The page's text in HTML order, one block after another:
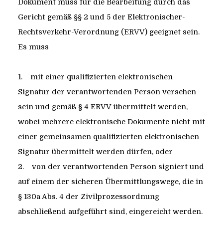
Dokument muss für die Bearbeitung durch das
Gericht gemäß §§ 2 und 5 der Elektronischer-
Rechtsverkehr-Verordnung (ERVV) geeignet sein.
Es muss
1. mit einer qualifizierten elektronischen
Signatur der verantwortenden Person versehen
sein und gemäß § 4 ERVV übermittelt werden,
wobei mehrere elektronische Dokumente nicht mit
einer gemeinsamen qualifizierten elektronischen
Signatur übermittelt werden dürfen, oder
2. von der verantwortenden Person signiert und
auf einem der sicheren Übermittlungswege, die in
§ 130a Abs. 4 der Zivilprozessordnung
abschließend aufgeführt sind, eingereicht werden.